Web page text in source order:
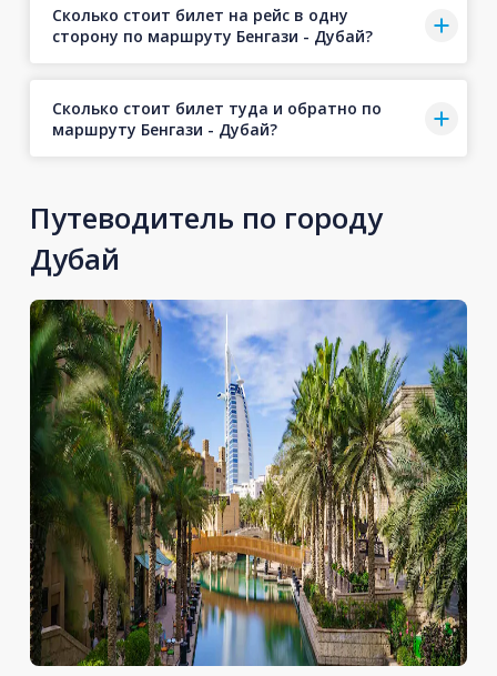
Сколько стоит билет на рейс в одну
сторону по маршруту Бенгази - Дубай?
Сколько стоит билет туда и обратно по
маршруту Бенгази - Дубай?
Путеводитель по городу
Дубай